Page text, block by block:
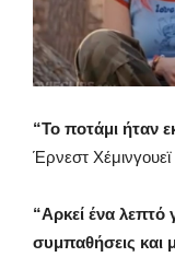
“Το ποτάμι ήταν
Έρνεστ Χέμινγουεϊ
“Aρκεί ένα λεπτό
συμπαθήσεις και